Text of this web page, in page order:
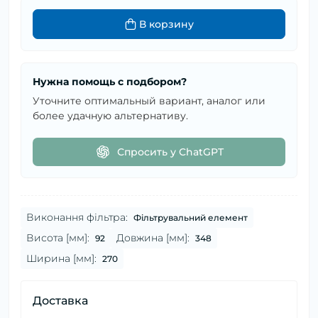
В корзину
Нужна помощь с подбором?
Уточните оптимальный вариант, аналог или
более удачную альтернативу.
Спросить у ChatGPT
Виконання фільтра: Фільтрувальний елемент
Висота [мм]: 92 Довжина [мм]: 348
Ширина [мм]: 270
Доставка